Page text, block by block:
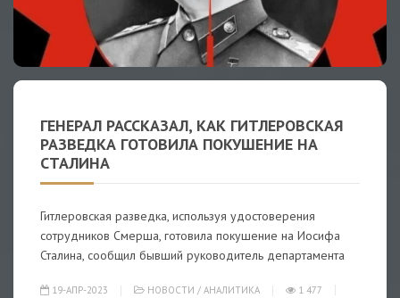
ГЕНЕРАЛ РАССКАЗАЛ, КАК ГИТЛЕРОВСКАЯ
РАЗВЕДКА ГОТОВИЛА ПОКУШЕНИЕ НА
СТАЛИНА
Гитлеровская разведка, используя удостоверения
сотрудников Смерша, готовила покушение на Иосифа
Сталина, сообщил бывший руководитель департамента
19-АПР-2023 НОВОСТИ / АНАЛИТИКА 1 477